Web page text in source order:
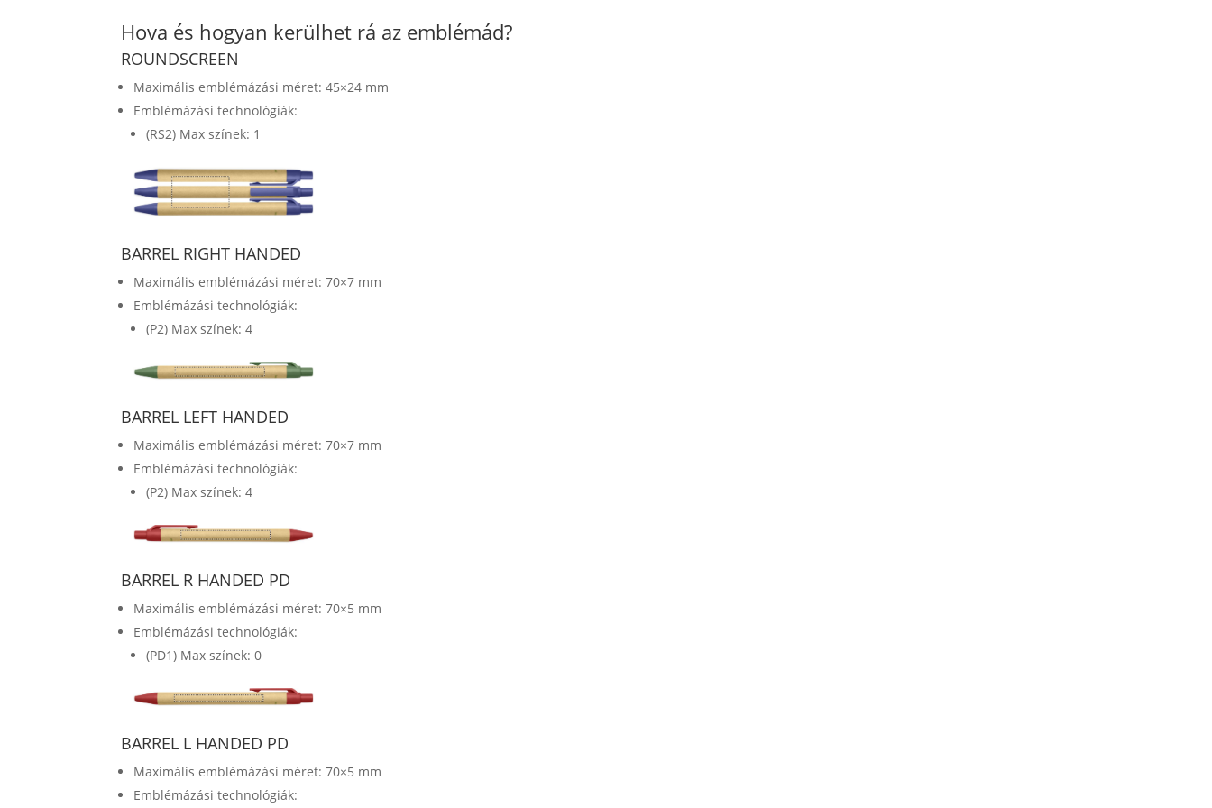
Hova és hogyan kerülhet rá az emblémád?
ROUNDSCREEN
Maximális emblémázási méret: 45×24 mm
Emblémázási technológiák:
(RS2) Max színek: 1
BARREL RIGHT HANDED
Maximális emblémázási méret: 70×7 mm
Emblémázási technológiák:
(P2) Max színek: 4
BARREL LEFT HANDED
Maximális emblémázási méret: 70×7 mm
Emblémázási technológiák:
(P2) Max színek: 4
BARREL R HANDED PD
Maximális emblémázási méret: 70×5 mm
Emblémázási technológiák:
(PD1) Max színek: 0
BARREL L HANDED PD
Maximális emblémázási méret: 70×5 mm
Emblémázási technológiák: